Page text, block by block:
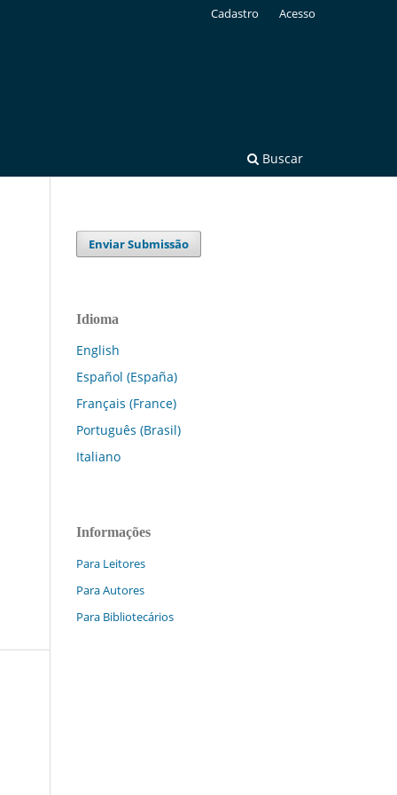
Buscar
Cadastro Acesso
Enviar Submissão
Idioma
English
Español (España)
Français (France)
Português (Brasil)
Italiano
Informações
Para Leitores
Para Autores
Para Bibliotecários